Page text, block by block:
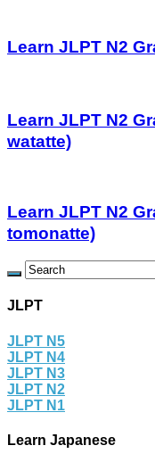
Learn JLPT N2
Learn JLPT N2
watatte)
Learn JLPT N2
tomonatte)
JLPT
JLPT N5
JLPT N4
JLPT N3
JLPT N2
JLPT N1
Learn Japanese